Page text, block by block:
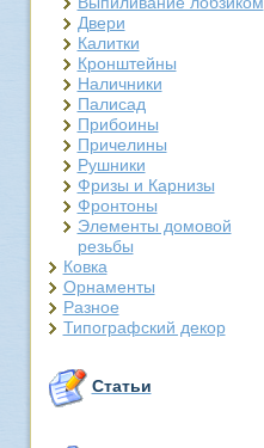
Двери
Калитки
Кронштейны
Наличники
Палисад
Прибоины
Причелины
Рушники
Фризы и Карнизы
Фронтоны
Элементы домовой
резьбы
Ковка
Орнаменты
Разное
Типографский декор
Статьи